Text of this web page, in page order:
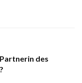
des